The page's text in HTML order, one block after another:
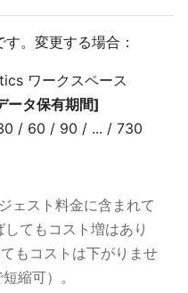
。変更する場合：
ワークスペース
ータ保有期間]
/ 60 / 90 / ... / 730
ェスト料金に含まれて
てもコスト増はあり
もコストは下がりませ
縮可）。